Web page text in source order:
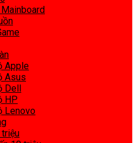
Apple
Asus
Dell
HP
Lenovo